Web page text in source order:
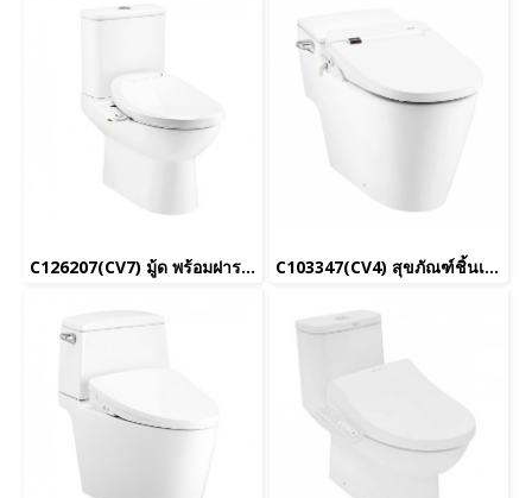
C126207(CV7) มู้ด พร้อมฝารองนั่งอัตโนมัติ C9207 (UC+) C103347(CV4) สุขภัณฑ์ชิ้นเดียว รุ่น ซิมพลิ คอนเนค (Low Tank) พร้อมฝารองนั่งอัตโนมัติ C9204 (UC+)